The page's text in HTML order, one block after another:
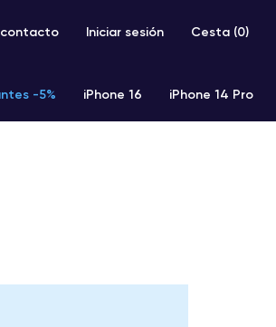
contacto Iniciar sesión Cesta (0)
-5% iPhone 16 iPhone 14 Pro